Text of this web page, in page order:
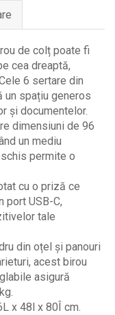
de colț poate fi
cea dreaptă,
6 sertare din
un spațiu generos
și documentelor.
dimensiuni de 96
un mediu
permite o
cu o priză ce
port USB-C,
tale
din oțel și panouri
acest birou
asigură
x 48l x 80Î cm.